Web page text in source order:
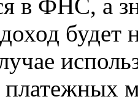
в ФНС, а
будет